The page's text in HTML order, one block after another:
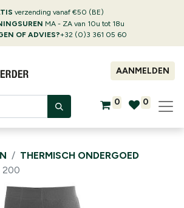
verzending vanaf €50 (BE)
MA - ZA van 10u tot 18u
OF ADVIES?+32 (0)3 361 05 60
AANMELDEN
0 0
THERMISCH ONDERGOED
200